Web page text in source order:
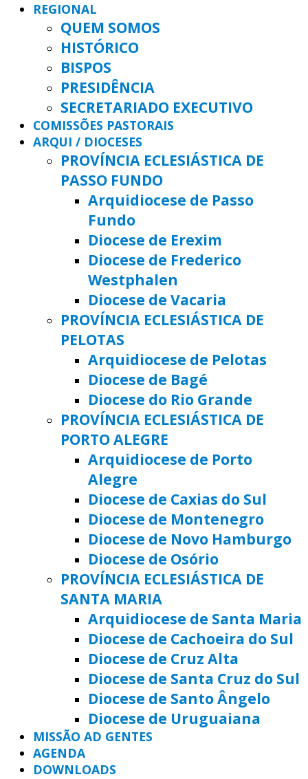
REGIONAL
QUEM SOMOS
HISTÓRICO
BISPOS
PRESIDÊNCIA
SECRETARIADO EXECUTIVO
COMISSÕES PASTORAIS
ARQUI / DIOCESES
PROVÍNCIA ECLESIÁSTICA DE
PASSO FUNDO
Arquidiocese de Passo
Fundo
Diocese de Erexim
Diocese de Frederico
Westphalen
Diocese de Vacaria
PROVÍNCIA ECLESIÁSTICA DE
PELOTAS
Arquidiocese de Pelotas
Diocese de Bagé
Diocese do Rio Grande
PROVÍNCIA ECLESIÁSTICA DE
PORTO ALEGRE
Arquidiocese de Porto
Alegre
Diocese de Caxias do Sul
Diocese de Montenegro
Diocese de Novo Hamburgo
Diocese de Osório
PROVÍNCIA ECLESIÁSTICA DE
SANTA MARIA
Arquidiocese de Santa Maria
Diocese de Cachoeira do Sul
Diocese de Cruz Alta
Diocese de Santa Cruz do Sul
Diocese de Santo Ângelo
Diocese de Uruguaiana
MISSÃO AD GENTES
AGENDA
DOWNLOADS